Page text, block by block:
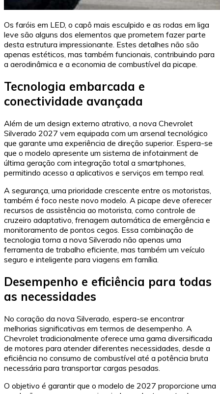
Os faróis em LED, o capô mais esculpido e as rodas em liga
leve são alguns dos elementos que prometem fazer parte
desta estrutura impressionante. Estes detalhes não são
apenas estéticos, mas também funcionais, contribuindo para
a aerodinâmica e a economia de combustível da picape.
Tecnologia embarcada e
conectividade avançada
Além de um design externo atrativo, a nova Chevrolet
Silverado 2027 vem equipada com um arsenal tecnológico
que garante uma experiência de direção superior. Espera-se
que o modelo apresente um sistema de infotainment de
última geração com integração total a smartphones,
permitindo acesso a aplicativos e serviços em tempo real.
A segurança, uma prioridade crescente entre os motoristas,
também é foco neste novo modelo. A picape deve oferecer
recursos de assistência ao motorista, como controle de
cruzeiro adaptativo, frenagem automática de emergência e
monitoramento de pontos cegos. Essa combinação de
tecnologia torna a nova Silverado não apenas uma
ferramenta de trabalho eficiente, mas também um veículo
seguro e inteligente para viagens em família.
Desempenho e eficiência para todas
as necessidades
No coração da nova Silverado, espera-se encontrar
melhorias significativas em termos de desempenho. A
Chevrolet tradicionalmente oferece uma gama diversificada
de motores para atender diferentes necessidades, desde a
eficiência no consumo de combustível até a potência bruta
necessária para transportar cargas pesadas.
O objetivo é garantir que o modelo de 2027 proporcione uma